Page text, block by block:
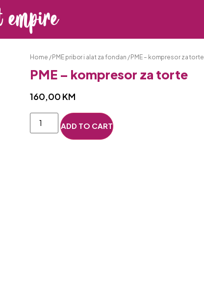
Home / PME pribor i alat za fondan / PME – kompresor za torte
PME – kompresor za torte
160,00 KM
ADD TO CART